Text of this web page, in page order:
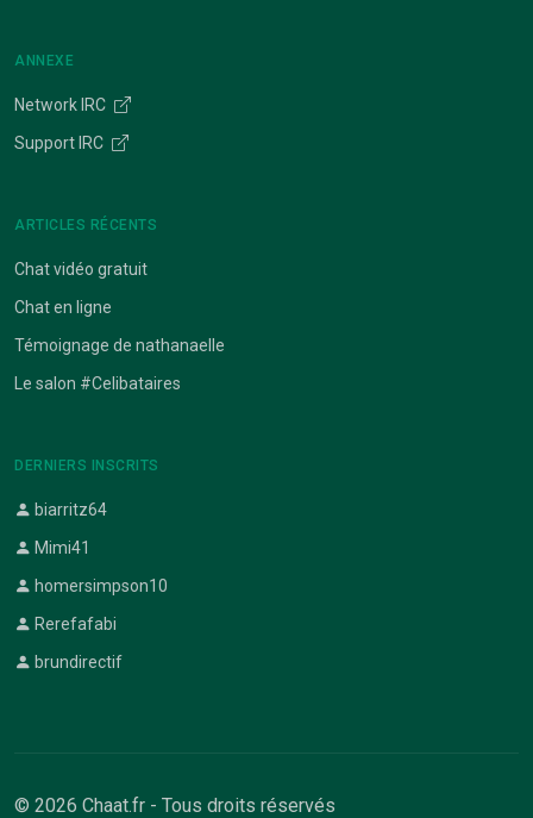
ANNEXE
Network IRC
Support IRC
ARTICLES RÉCENTS
Chat vidéo gratuit
Chat en ligne
Témoignage de nathanaelle
Le salon #Celibataires
DERNIERS INSCRITS
biarritz64
Mimi41
homersimpson10
Rerefafabi
brundirectif
© 2026 Chaat.fr - Tous droits réservés